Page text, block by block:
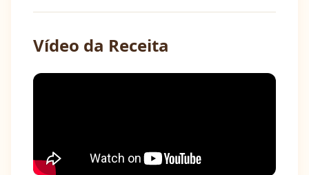
Vídeo da Receita